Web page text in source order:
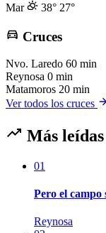
Mar
38° 27°
Cruces
Nvo. Laredo 60 min
Reynosa 0 min
Matamoros 20 min
Ver todos los cruces
Más leídas
01
Pero el campo
Reynosa